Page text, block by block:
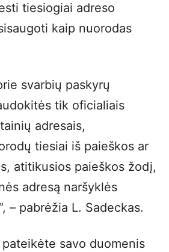
tiesiogiai adreso
kaip nuorodas
svarbių paskyrų
tik oficialiais
adresais,
tiesiai iš paieškos ar
atitikusios paieškos žodį,
adresą naršyklės
– pabrėžia L. Sadeckas.
savo duomenis